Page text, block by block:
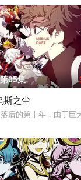
疯跑乱咬、四处乱
05集
斯之尘
后的第十年，由于巨